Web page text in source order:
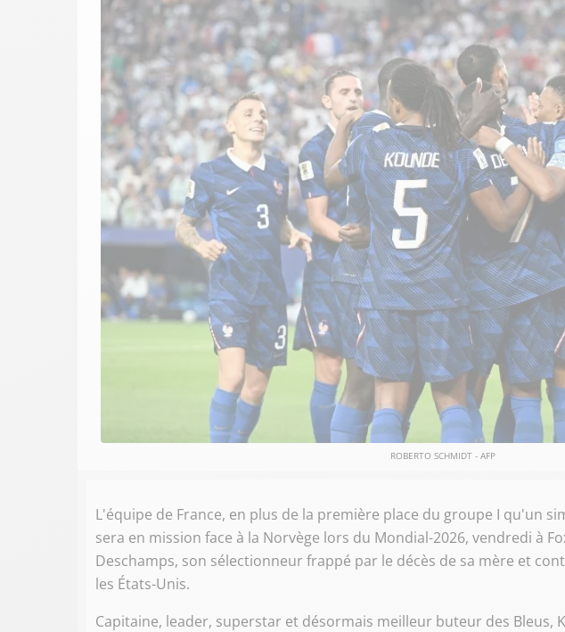
ROBERTO SCHMIDT - AFP
L'équipe de France, en plus de la première place du groupe I qu'un
sera en mission face à la Norvège lors du Mondial-2026, vendredi à
Deschamps, son sélectionneur frappé par le décès de sa mère et
les États-Unis.
Capitaine, leader, superstar et désormais meilleur buteur des Bleus,